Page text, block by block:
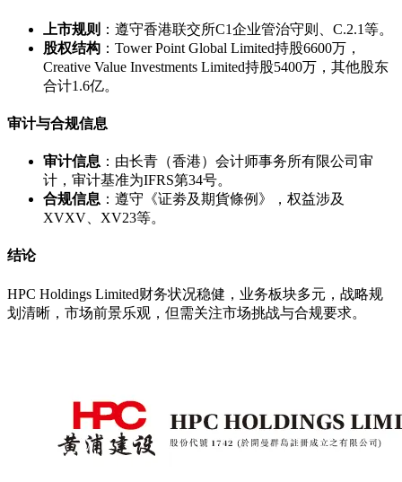
上市规则 ：遵守香港联交所C1企业管治守则、C.2.1等。
股权结构 ：Tower Point Global Limited持股6600万，
Creative Value Investments Limited持股5400万，其他股东
合计1.6亿。
审计与合规信息
审计信息 ：由长青（香港）会计师事务所有限公司审
计，审计基准为IFRS第34号。
合规信息 ：遵守《证劵及期貨條例》，权益涉及
XVXV、XV23等。
结论
HPC Holdings Limited财务状况稳健，业务板块多元，战略规
划清晰，市场前景乐观，但需关注市场挑战与合规要求。